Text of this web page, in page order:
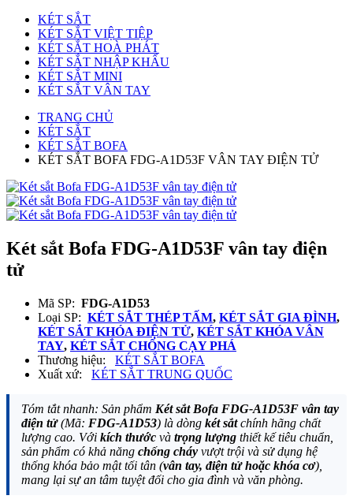
KÉT SẮT
KÉT SẮT VIỆT TIỆP
KÉT SẮT HOÀ PHÁT
KÉT SẮT NHẬP KHẨU
KÉT SẮT MINI
KÉT SẮT VÂN TAY
TRANG CHỦ
KÉT SẮT
KÉT SẮT BOFA
KÉT SẮT BOFA FDG-A1D53F VÂN TAY ĐIỆN TỬ
Két sắt Bofa FDG-A1D53F vân tay điện
tử
Mã SP: FDG-A1D53
Loại SP: KÉT SẮT THÉP TẤM, KÉT SẮT GIA ĐÌNH,
KÉT SẮT KHÓA ĐIỆN TỬ, KÉT SẮT KHÓA VÂN
TAY, KÉT SẮT CHỐNG CẠY PHÁ
Thương hiệu: KÉT SẮT BOFA
Xuất xứ: KÉT SẮT TRUNG QUỐC
Tóm tắt nhanh: Sản phẩm Két sắt Bofa FDG-A1D53F vân tay
điện tử(Mã: FDG-A1D53) là dòng két sắtchính hãng chất
lượng cao. Với kích thước và trọng lượng thiết kế tiêu chuẩn,
sản phẩm có khả năng chống cháy vượt trội và sử dụng hệ
thống khóa bảo mật tối tân (vân tay, điện tử hoặc khóa cơ),
mang lại sự an tâm tuyệt đối cho gia đình và văn phòng.